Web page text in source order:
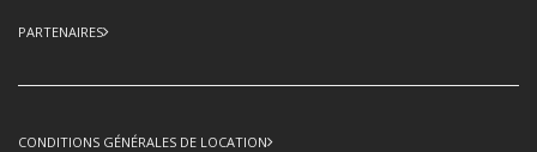
PARTENAIRES
CONDITIONS GÉNÉRALES DE LOCATION